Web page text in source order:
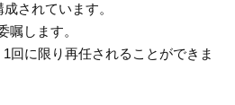
されています。
嘱します。
回に限り再任されることができま